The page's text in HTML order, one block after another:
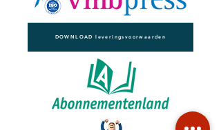
DOWNLOAD leveringsvoorwaarden